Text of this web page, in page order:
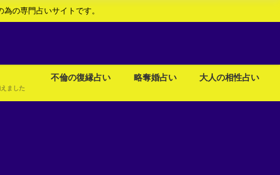
の専門占いサイトです。
ました
不倫の復縁占い 略奪婚占い 大人の相性占い